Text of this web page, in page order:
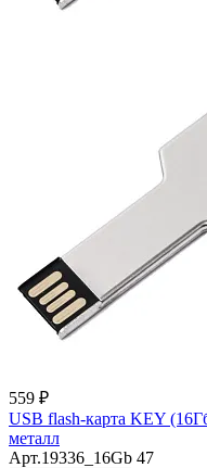
559 ₽
USB flash-карта KEY
металл
Арт.19336_16Gb 47